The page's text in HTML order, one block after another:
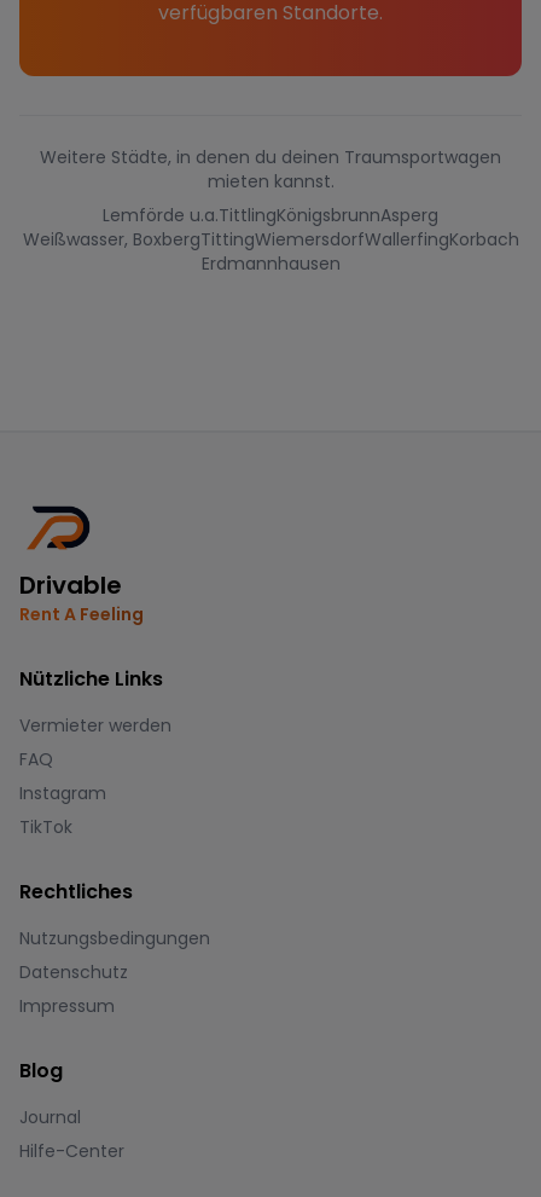
verfügbaren Standorte.
Weitere Städte, in denen du deinen Traumsportwagen
mieten kannst.
Lemförde u.a.TittlingKönigsbrunnAsperg
Weißwasser, BoxbergTittingWiemersdorfWallerfingKorbach
Erdmannhausen
Drivable
Rent A Feeling
Nützliche Links
Vermieter werden
FAQ
Instagram
TikTok
Rechtliches
Nutzungsbedingungen
Datenschutz
Impressum
Blog
Journal
Hilfe-Center